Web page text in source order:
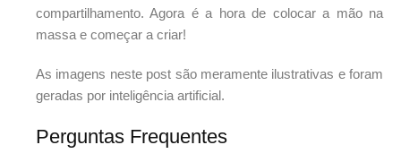
compartilhamento. Agora é a hora de colocar a mão na
massa e começar a criar!
As imagens neste post são meramente ilustrativas e foram
geradas por inteligência artificial.
Perguntas Frequentes